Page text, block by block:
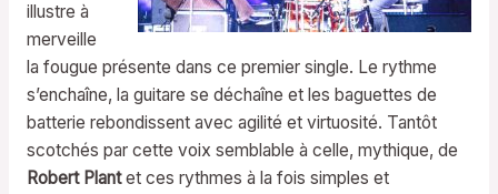
illustre à
merveille
la fougue présente dans ce premier single. Le rythme
s’enchaîne, la guitare se déchaîne et les baguettes de
batterie rebondissent avec agilité et virtuosité. Tantôt
scotchés par cette voix semblable à celle, mythique, de
Robert Plantet ces rythmes à la fois simples et